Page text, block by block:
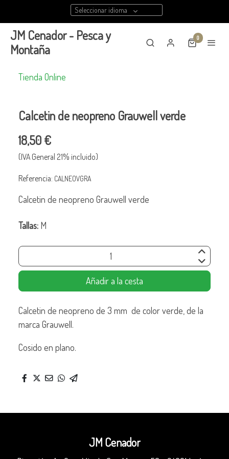
Seleccionar idioma
JM Cenador - Pesca y
Montaña
0
Tienda Online
Calcetin de neopreno Grauwell verde
18,50 €
(IVA General 21% incluido)
Referencia: CALNEOVGRA
Calcetin de neopreno Grauwell verde
Tallas: M
Añadir a la cesta
Calcetin de neopreno de 3 mm de color verde, de la
marca Grauwell.
Cosido en plano.
JM Cenador